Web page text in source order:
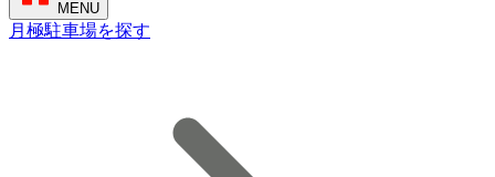
MENU
月極駐車場を探す